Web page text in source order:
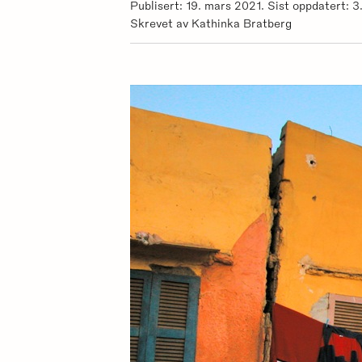
Publisert: 19. mars 2021. Sist oppdatert:
Skrevet av Kathinka Bratberg